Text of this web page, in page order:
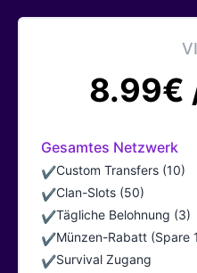
8.99€
Gesamtes Netzwerk
✔Custom Transfers (10)
✔Clan-Slots (50)
✔Tägliche Belohnung (3)
✔Münzen-Rabatt (Spare
✔Survival Zugang